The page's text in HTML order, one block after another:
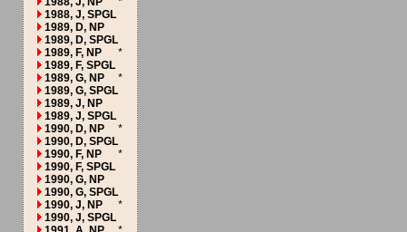
1988, J, SPGL
1989, D, NP
1989, D, SPGL
1989, F, NP
*
1989, F, SPGL
1989, G, NP
*
1989, G, SPGL
1989, J, NP
1989, J, SPGL
1990, D, NP
*
1990, D, SPGL
1990, F, NP
*
1990, F, SPGL
1990, G, NP
1990, G, SPGL
1990, J, NP
*
1990, J, SPGL